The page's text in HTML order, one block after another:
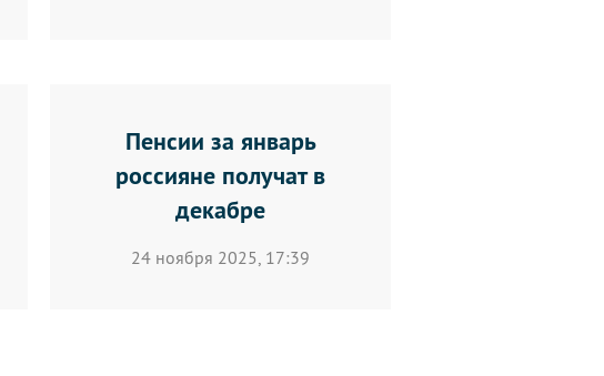
Пенсии за январь
россияне получат в
декабре
24 ноября 2025, 17:39